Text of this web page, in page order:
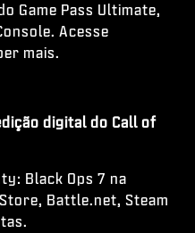
Game Pass Ultimate,
Acesse
mais.
digital do Call of
Black Ops 7 na
Battle.net, Steam